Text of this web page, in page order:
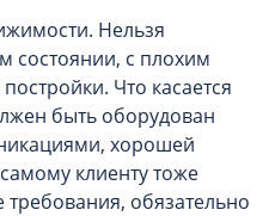
Нельзя
состоянии, с плохим
Что касается
быть оборудован
хорошей
клиенту тоже
обязательно